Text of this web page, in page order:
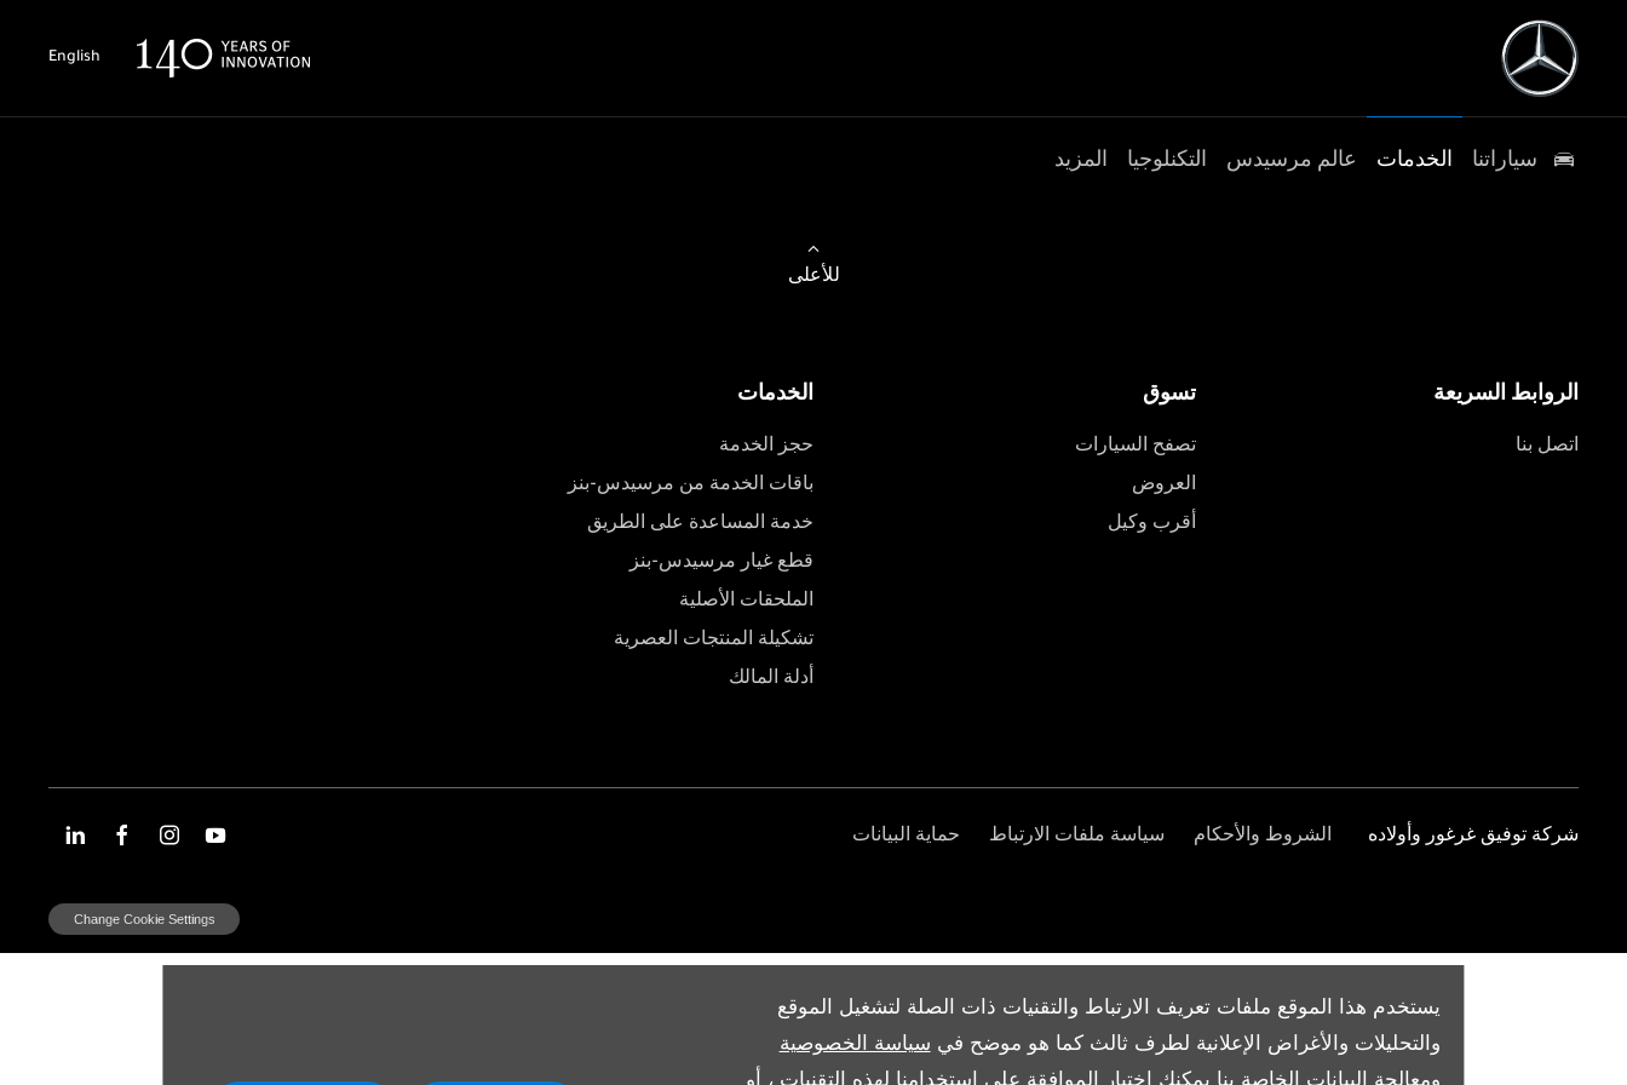
يستخدم هذا الموقع ملفات تعريف الارتباط والتقنيات ذات الصلة لتشغيل الموقع
والتحليلات والأغراض الإعلانية لطرف ثالث كما هو موضح في سياسة الخصوصية
ومعالجة البيانات الخاصة بنا يمكنك اختيار الموافقة على استخدامنا لهذه التقنيات ، أو
English
سياراتنا الخدمات عالم مرسيدس التكنلوجيا المزيد
للأعلى
الروابط السريعة
اتصل بنا
تسوق
تصفح السيارات
العروض
أقرب وكيل
الخدمات
حجز الخدمة
باقات الخدمة من مرسيدس-بنز
خدمة المساعدة على الطريق
قطع غيار مرسيدس-بنز
الملحقات الأصلية
تشكيلة المنتجات العصرية
أدلة المالك
شركة توفيق غرغور وأولاده الشروط والأحكام سياسة ملفات الارتباط حماية البيانات